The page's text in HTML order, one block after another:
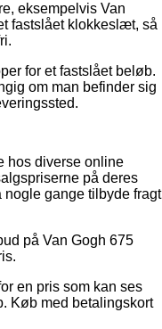
eksempelvis Van
fastslået klokkeslæt, så
for et fastslået beløb.
om man befinder sig
hos diverse online
på deres
nogle gange tilbyde fragt
på Van Gogh 675
en pris som kan ses
Køb med betalingskort